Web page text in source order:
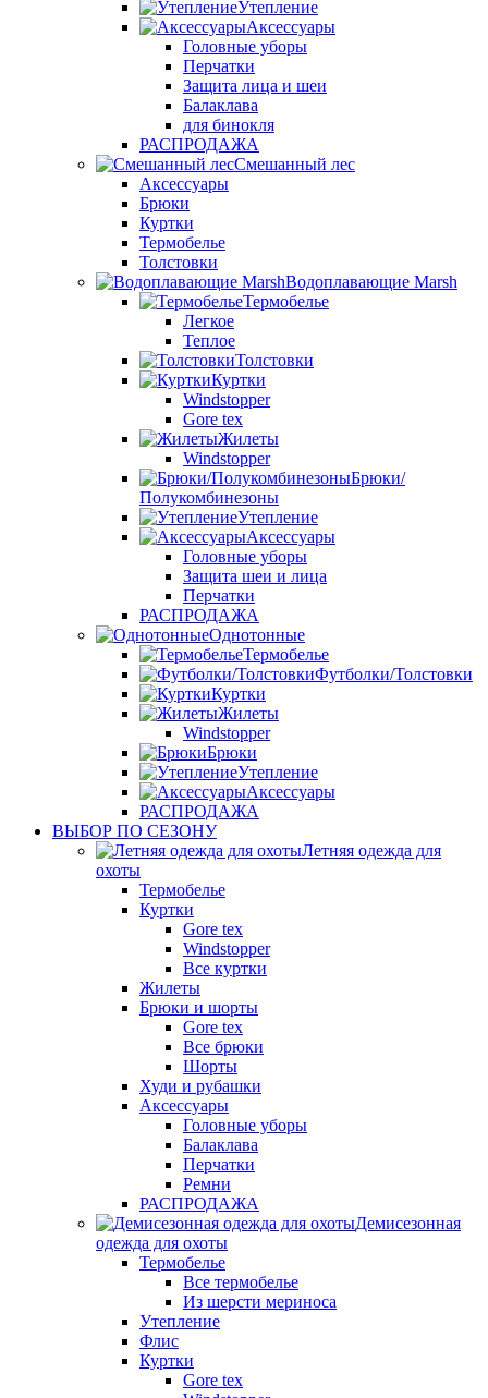
Утепление
Аксессуары
Головные уборы
Перчатки
Защита лица и шеи
Балаклава
для бинокля
РАСПРОДАЖА
Смешанный лес
Аксессуары
Брюки
Куртки
Термобелье
Толстовки
Водоплавающие Marsh
Термобелье
Легкое
Теплое
Толстовки
Куртки
Windstopper
Gore tex
Жилеты
Windstopper
Брюки/
Полукомбинезоны
Утепление
Аксессуары
Головные уборы
Защита шеи и лица
Перчатки
РАСПРОДАЖА
Однотонные
Термобелье
Футболки/Толстовки
Куртки
Жилеты
Windstopper
Брюки
Утепление
Аксессуары
РАСПРОДАЖА
ВЫБОР ПО СЕЗОНУ
Летняя одежда для
охоты
Термобелье
Куртки
Gore tex
Windstopper
Все куртки
Жилеты
Брюки и шорты
Gore tex
Все брюки
Шорты
Худи и рубашки
Аксессуары
Головные уборы
Балаклава
Перчатки
Ремни
РАСПРОДАЖА
Демисезонная
одежда для охоты
Термобелье
Все термобелье
Из шерсти мериноса
Утепление
Флис
Куртки
Gore tex